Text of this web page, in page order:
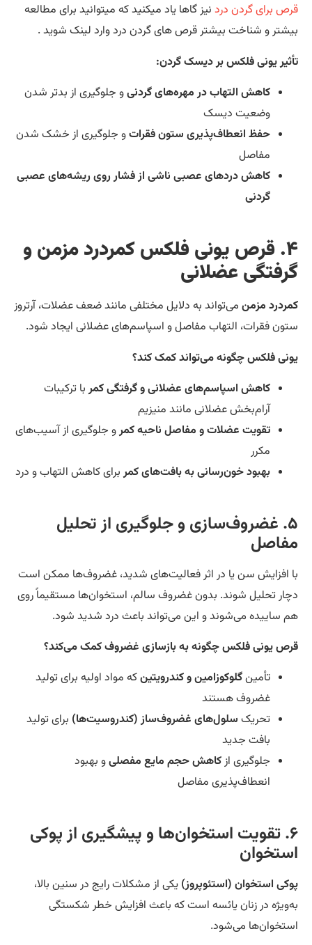
برای گردن دردنیز گاها یاد میکنید که میتوانید برای مطالعه
و شناخت بیشتر قرص های گردن درد وارد لینک شوید .
یونی فلکس بر دیسک گردن:
کاهش التهاب در مهره‌های گردنیو جلوگیری از بدتر شدن
وضعیت دیسک
حفظ انعطاف‌پذیری ستون فقراتو جلوگیری از خشک شدن
مفاصل
کاهش دردهای عصبی ناشی از فشار روی ریشه‌های عصبی
گردنی
۴. قرص یونی فلکس کمردرد مزمن و
عضلانی
مزمنمی‌تواند به دلایل مختلفی مانند ضعف عضلات، آرتروز
فقرات، التهاب مفاصل و اسپاسم‌های عضلانی ایجاد شود.
فلکس چگونه می‌تواند کمک کند؟
کاهش اسپاسم‌های عضلانی و گرفتگی کمربا ترکیبات
آرام‌بخش عضلانی مانند منیزیم
تقویت عضلات و مفاصل ناحیه کمرو جلوگیری از آسیب‌های
بهبود خون‌رسانی به بافت‌های کمربرای کاهش التهاب و درد
۵. غضروف‌سازی و جلوگیری از تحلیل
افزایش سن یا در اثر فعالیت‌های شدید، غضروف‌ها ممکن است
تحلیل شوند. بدون غضروف سالم، استخوان‌ها مستقیماً روی
ساییده می‌شوند و این می‌تواند باعث درد شدید شود.
یونی فلکس چگونه به بازسازی غضروف کمک می‌کند؟
تأمینگلوکوزامین و کندرویتینکه مواد اولیه برای تولید
غضروف هستند
تحریکسلول‌های غضروف‌ساز (کندروسیت‌ها)برای تولید
بافت جدید
جلوگیری ازکاهش حجم مایع مفصلیو بهبود
انعطاف‌پذیری مفاصل
۶. تقویت استخوان‌ها و پیشگیری از پوکی
استخوان (استئوپروز)یکی از مشکلات رایج در سنین بالا،
در زنان یائسه است که باعث افزایش خطر شکستگی
می‌شود.